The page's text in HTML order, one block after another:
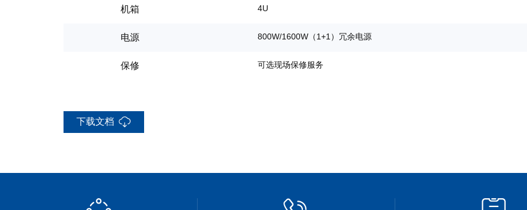
机箱 4U
电源 800W/1600W（1+1）冗余电源
保修 可选现场保修服务
下载文档